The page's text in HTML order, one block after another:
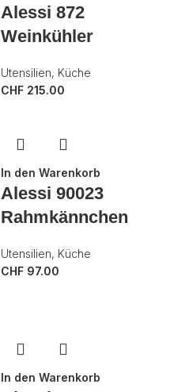
Alessi 872
Weinkühler
Utensilien, Küche
CHF 215.00
In den Warenkorb
Alessi 90023
Rahmkännchen
Utensilien, Küche
CHF 97.00
In den Warenkorb